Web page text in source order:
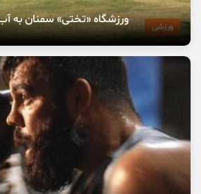
ورزشی ورزشگاه «تختی» سمنان به